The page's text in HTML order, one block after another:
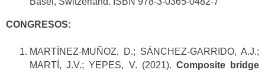
CONGRESOS:
MARTÍNEZ-MUÑOZ, D.; SÁNCHEZ-GARRIDO, A.J.;
MARTÍ, J.V.; YEPES, V. (2021). Composite bridge